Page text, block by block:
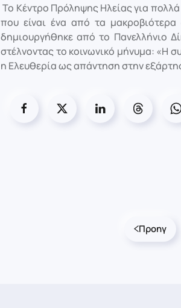
Το Κέντρο Πρόληψης Ηλείας για
που είναι ένα από τα
δημιουργήθηκε από το
στέλνοντας το κοινωνικό μήνυμα: «Η
η Ελευθερία ως απάντηση στην
Προηγ